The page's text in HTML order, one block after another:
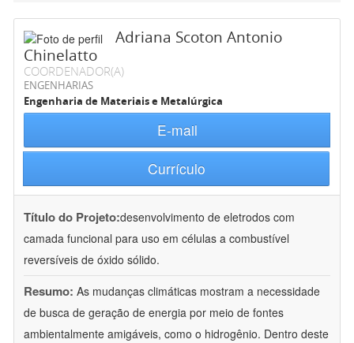
Adriana Scoton Antonio
Chinelatto
COORDENADOR(A)
ENGENHARIAS
Engenharia de Materiais e Metalúrgica
E-mail
Currículo
Título do Projeto:desenvolvimento de eletrodos com
camada funcional para uso em células a combustível
reversíveis de óxido sólido.
Resumo: As mudanças climáticas mostram a necessidade
de busca de geração de energia por meio de fontes
ambientalmente amigáveis, como o hidrogênio. Dentro deste